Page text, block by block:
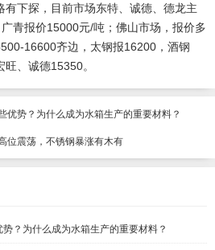
下探，目前市场东特、诚德、德龙主
青报价15000元/吨；佛山市场，报价多
16600齐边，太钢报16200，酒钢
、诚德15350。
优势？为什么成为水箱生产的重要材料？
位震荡，不锈钢暴涨有木有
？为什么成为水箱生产的重要材料？